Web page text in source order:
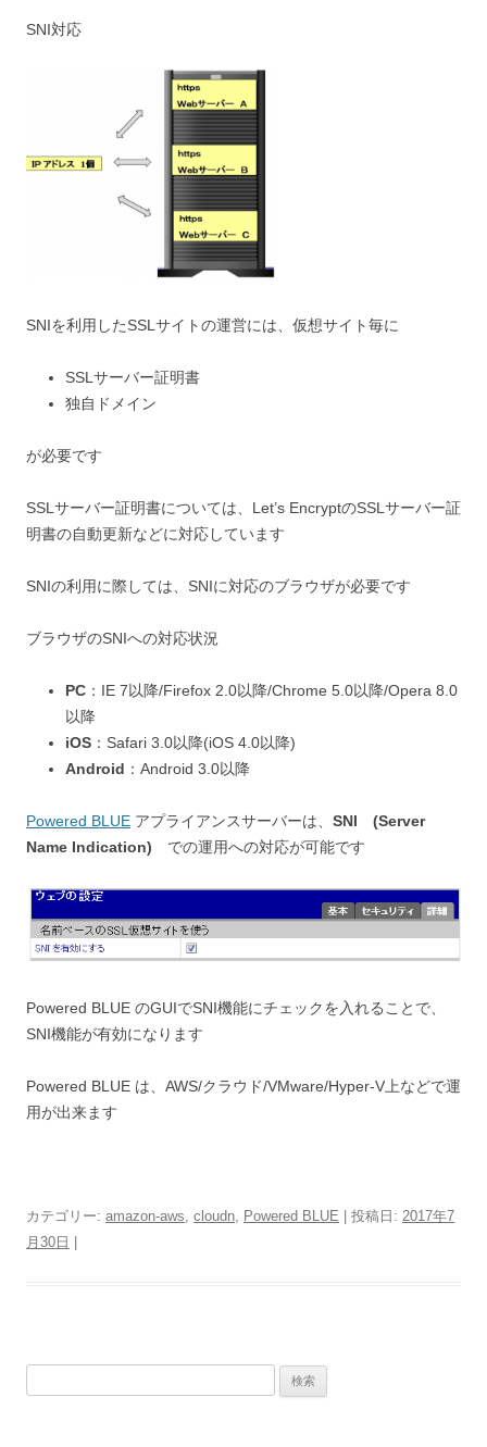
SNI対応
SNIを利用したSSLサイトの運営には、仮想サイト毎に
SSLサーバー証明書
独自ドメイン
が必要です
SSLサーバー証明書については、Let’s EncryptのSSLサーバー証
明書の自動更新などに対応しています
SNIの利用に際しては、SNIに対応のブラウザが必要です
ブラウザのSNIへの対応状況
PC ：IE 7以降/Firefox 2.0以降/Chrome 5.0以降/Opera 8.0
以降
iOS ：Safari 3.0以降(iOS 4.0以降)
Android ：Android 3.0以降
Powered BLUE アプライアンスサーバーは、 SNI (Server
Name Indication) での運用への対応が可能です
Powered BLUE のGUIでSNI機能にチェックを入れることで、
SNI機能が有効になります
Powered BLUE は、AWS/クラウド/VMware/Hyper-V上などで運
用が出来ます
カテゴリー: amazon-aws, cloudn, Powered BLUE | 投稿日: 2017年7
月30日